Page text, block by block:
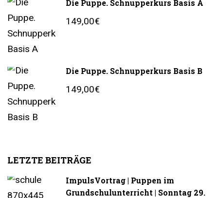
Die Puppe. Schnupperkurs Basis A
149,00€
Die Puppe. Schnupperkurs Basis B
149,00€
LETZTE BEITRÄGE
ImpulsVortrag | Puppen im
Grundschulunterricht | Sonntag 29.